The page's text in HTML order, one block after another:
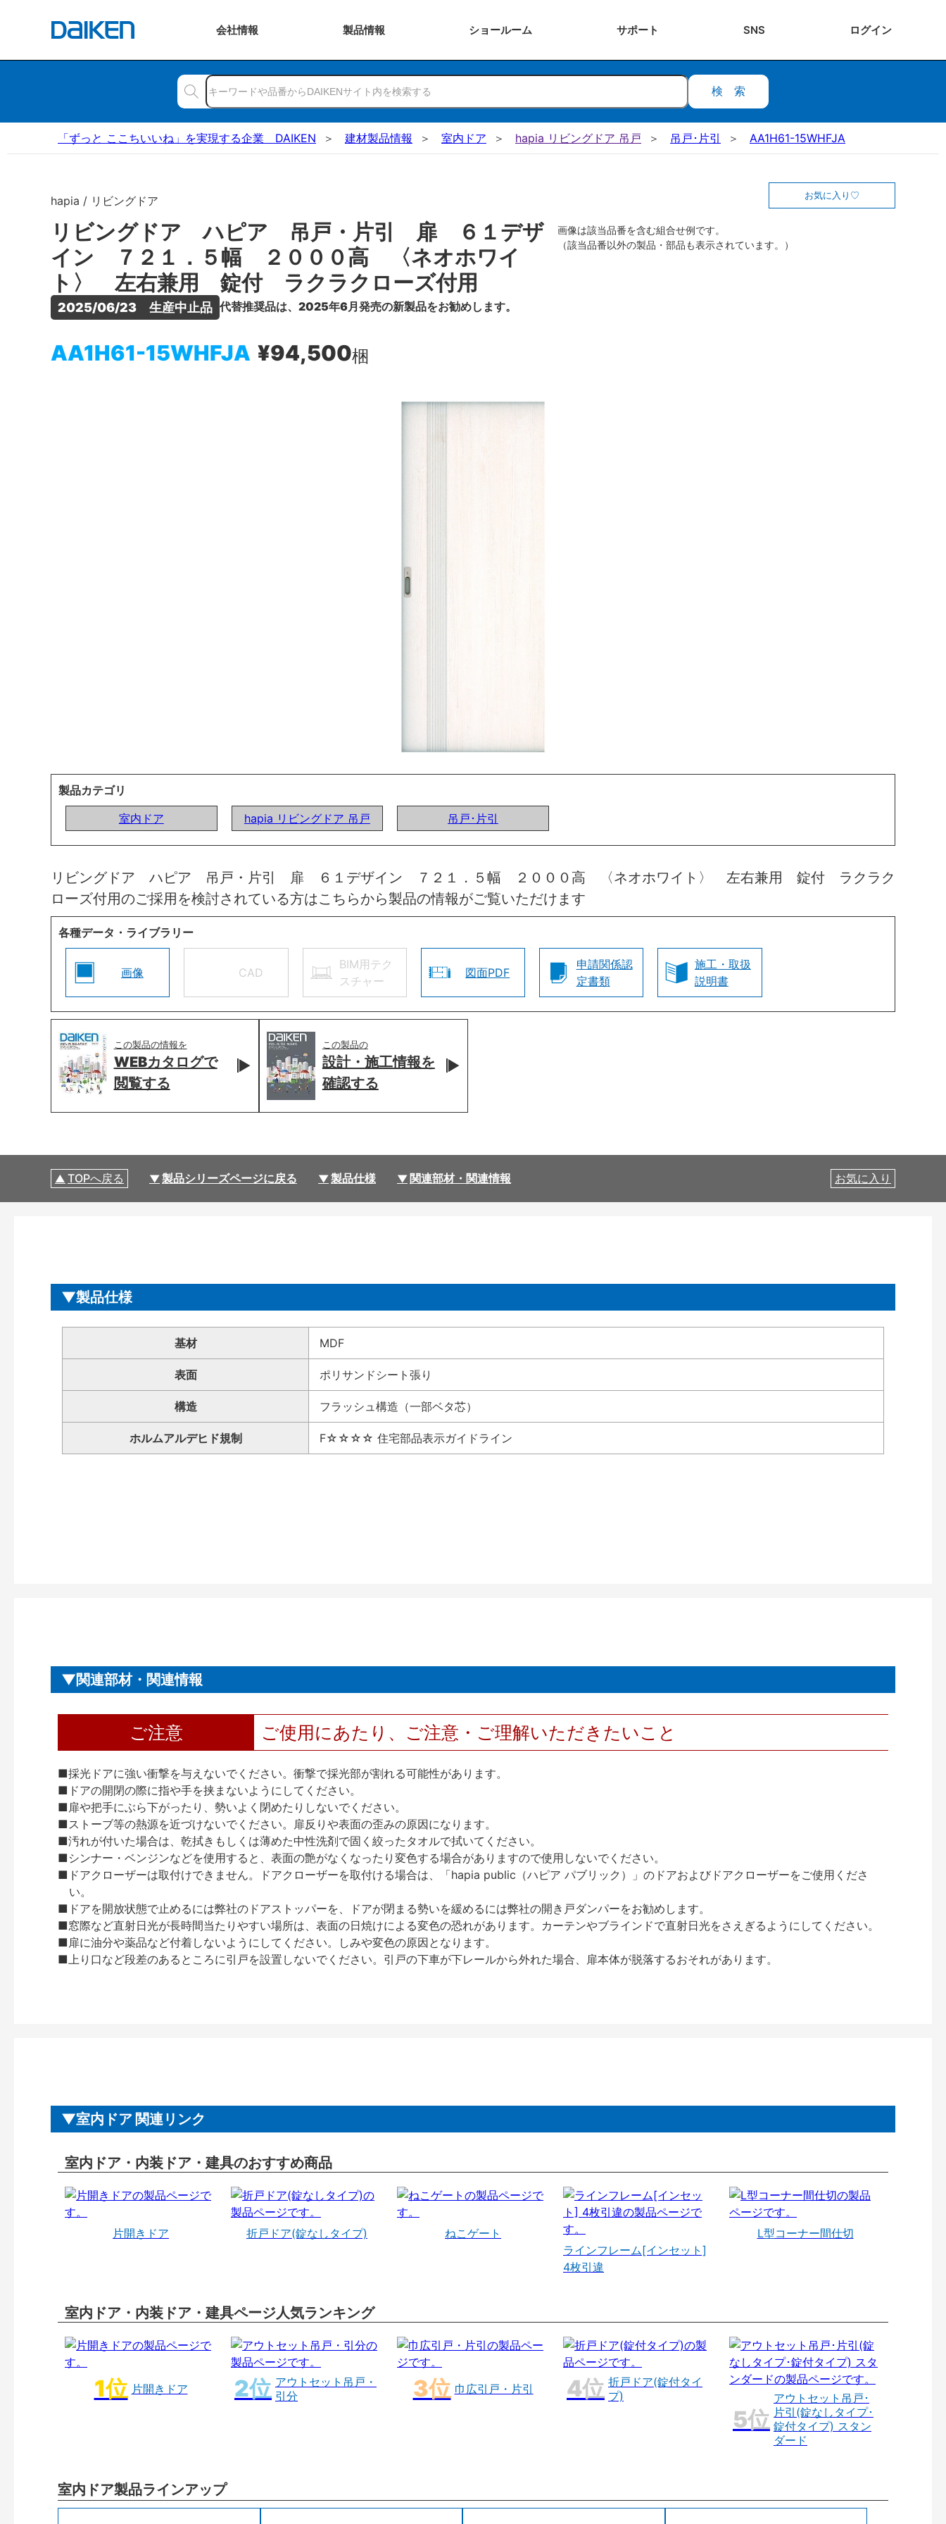
会社情報 製品情報 ショールーム サポート SNS ログイン
検索
「ずっと ここちいいね」を実現する企業 DAIKEN 建材製品情報 室内ドア hapia リビングドア 吊戸 吊戸･片引 AA1H61-15WHFJA
hapia / リビングドア
リビングドア ハピア 吊戸・片引 扉 ６１デザ
イン ７２１．５幅 ２０００高 〈ネオホワイ
ト〉 左右兼用 錠付 ラクラクローズ付用
2025/06/23　生産中止品 代替推奨品は、2025年6月発売の新製品をお勧めします。
AA1H61-15WHFJA ¥94,500梱
お気に入り
画像は該当品番を含む組合せ例です。
（該当品番以外の製品・部品も表示されています。）
製品カテゴリ
室内ドア
hapia リビングドア 吊戸 吊戸･片引
リビングドア ハピア 吊戸・片引 扉 ６１デザイン ７２１．５幅 ２０００高 〈ネオホワイト〉 左右兼用 錠付 ラクラク
ローズ付用のご採用を検討されている方はこちらから製品の情報がご覧いただけます
各種データ・ライブラリー
画像 CAD
BIM用テク
スチャー
図面PDF
申請関係認
定書類
施工・取扱
説明書
この製品の情報を
WEBカタログで
閲覧する
この製品の
設計・施工情報を
確認する
TOPへ戻る 製品シリーズページに戻る 製品仕様 関連部材・関連情報 お気に入り
製品仕様
基材 MDF
表面 ポリサンドシート張り
構造 フラッシュ構造（一部ベタ芯）
ホルムアルデヒド規制 F☆☆☆☆ 住宅部品表示ガイドライン
関連部材・関連情報
ご注意 ご使用にあたり、ご注意・ご理解いただきたいこと
■採光ドアに強い衝撃を与えないでください。衝撃で採光部が割れる可能性があります。
■ドアの開閉の際に指や手を挟まないようにしてください。
■扉や把手にぶら下がったり、勢いよく閉めたりしないでください。
■ストーブ等の熱源を近づけないでください。扉反りや表面の歪みの原因になります。
■汚れが付いた場合は、乾拭きもしくは薄めた中性洗剤で固く絞ったタオルで拭いてください。
■シンナー・ベンジンなどを使用すると、表面の艶がなくなったり変色する場合がありますので使用しないでください。
■ドアクローザーは取付けできません。ドアクローザーを取付ける場合は、「hapia public（ハピア パブリック）」のドアおよびドアクローザーをご使用くださ
い。
■ドアを開放状態で止めるには弊社のドアストッパーを、ドアが閉まる勢いを緩めるには弊社の開き戸ダンパーをお勧めします。
■窓際など直射日光が長時間当たりやすい場所は、表面の日焼けによる変色の恐れがあります。カーテンやブラインドで直射日光をさえぎるようにしてください。
■扉に油分や薬品など付着しないようにしてください。しみや変色の原因となります。
■上り口など段差のあるところに引戸を設置しないでください。引戸の下車が下レールから外れた場合、扉本体が脱落するおそれがあります。
室内ドア 関連リンク
室内ドア・内装ドア・建具のおすすめ商品
片開きドア 折戸ドア(錠なしタイプ)
ねこゲート
ラインフレーム[インセット]
4枚引違
L型コーナー間仕切
室内ドア・内装ドア・建具ページ人気ランキング
片開きドア
アウトセット吊戸・
引分
巾広引戸・片引
折戸ドア(錠付タイ
プ)
アウトセット吊戸･
片引(錠なしタイプ･
錠付タイプ) スタン
ダード
室内ドア製品ラインアップ